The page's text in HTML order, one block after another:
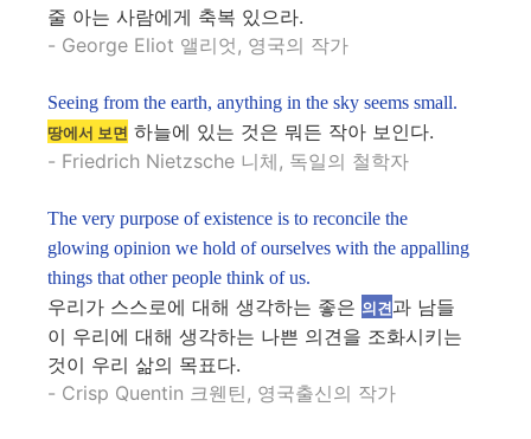
줄 아는 사람에게 축복 있으라.
- George Eliot 앨리엇, 영국의 작가
Seeing from the earth, anything in the sky seems small.
땅에서 보면 하늘에 있는 것은 뭐든 작아 보인다.
- Friedrich Nietzsche 니체, 독일의 철학자
The very purpose of existence is to reconcile the
glowing opinion we hold of ourselves with the appalling
things that other people think of us.
우리가 스스로에 대해 생각하는 좋은 의견과 남들
이 우리에 대해 생각하는 나쁜 의견을 조화시키는
것이 우리 삶의 목표다.
- Crisp Quentin 크웬틴, 영국출신의 작가